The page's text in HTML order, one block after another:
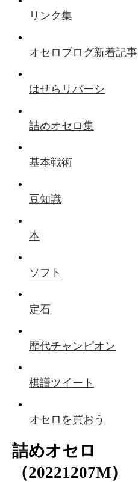
リンク集
オセロブログ新着記事
はせらリバーシ
詰めオセロ集
基本戦術
豆知識
本
ソフト
定石
歴代チャンピオン
棋譜ツイート
オセロを買おう
詰めオセロ
（20221207M）